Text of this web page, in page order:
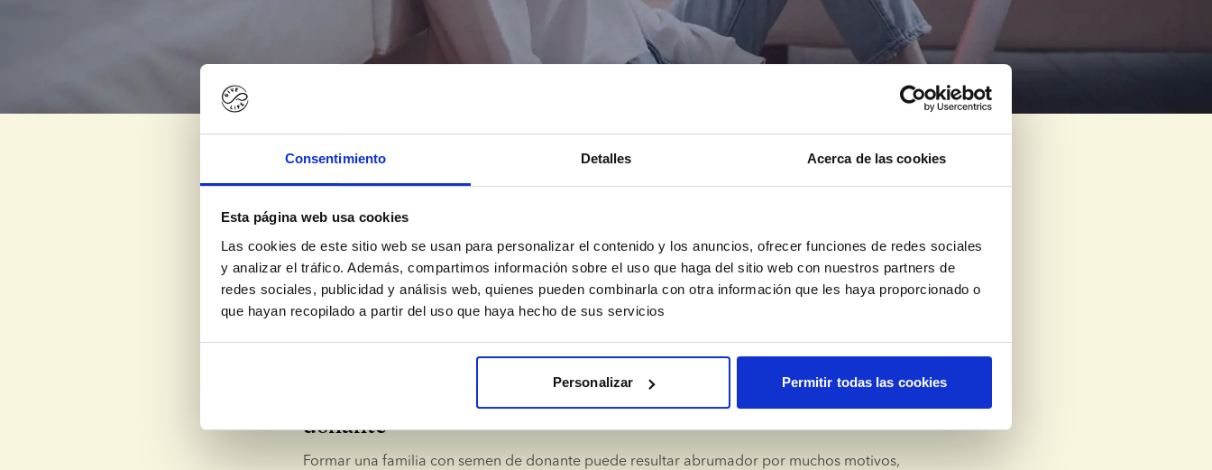
Consentimiento Detalles Acerca de las cookies
Esta página web usa cookies
Las cookies de este sitio web se usan para personalizar el contenido y los anuncios, ofrecer funciones de redes sociales
y analizar el tráfico. Además, compartimos información sobre el uso que haga del sitio web con nuestros partners de
redes sociales, publicidad y análisis web, quienes pueden combinarla con otra información que les haya proporcionado o
que hayan recopilado a partir del uso que haya hecho de sus servicios
Personalizar Permitir todas las cookies
Guía para aspirantes a padres
Nuestros seminarios web ofrecen una visión clara de lo que necesita saber para emprender
su viaje hacia la paternidad, independientemente de dónde se encuentre en el proceso.
Trataremos todos los aspectos, desde la elección de un donante de esperma hasta cómo
afrontar emocionalmente el proceso, y responderemos a cualquier pregunta que pueda
tener.
entorno seguro y acogedor en el que podremos atender todas sus consultas e inquietudes.
Emprender el camino hacia la paternidad con semen de
donante
Formar una familia con semen de donante puede resultar abrumador por muchos motivos,